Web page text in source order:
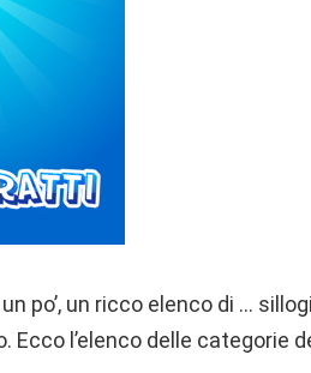
po’, un ricco elenco di …
l’elenco delle categorie